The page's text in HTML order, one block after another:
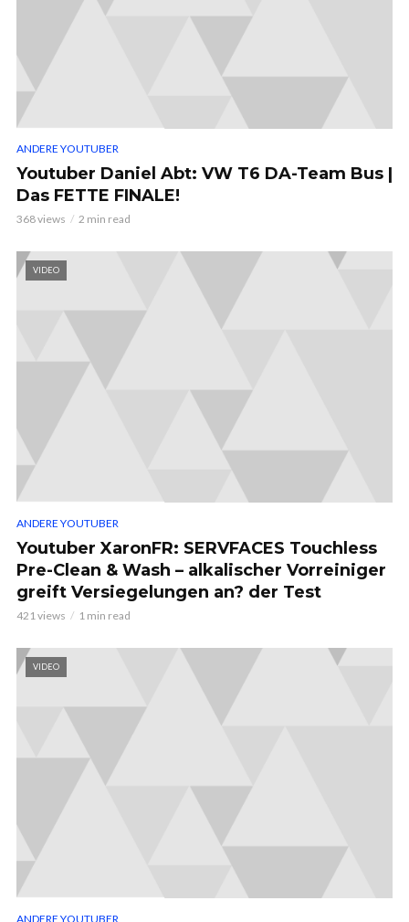
ANDERE YOUTUBER
Youtuber Daniel Abt: VW T6 DA-Team Bus |
Das FETTE FINALE!
368 views 2 min read
VIDEO
ANDERE YOUTUBER
Youtuber XaronFR: SERVFACES Touchless
Pre-Clean & Wash – alkalischer Vorreiniger
greift Versiegelungen an? der Test
421 views 1 min read
VIDEO
ANDERE YOUTUBER